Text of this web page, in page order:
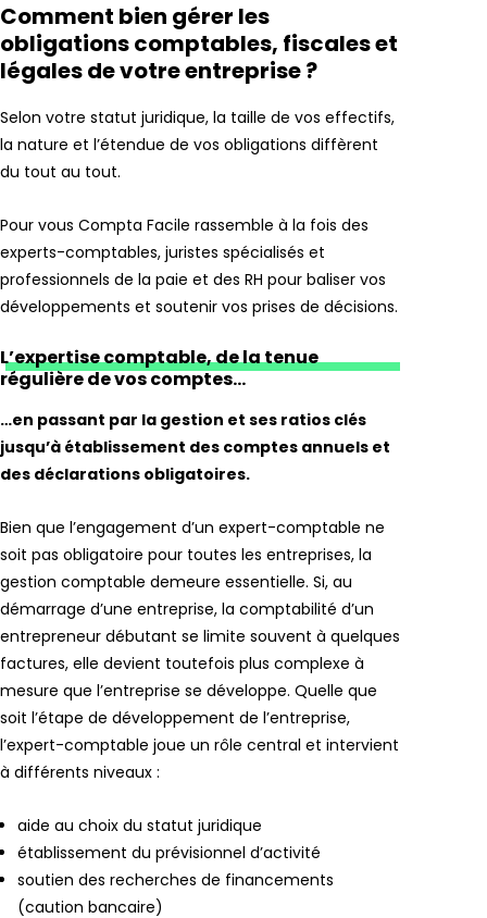
Comment bien gérer les
obligations comptables, fiscales et
légales de votre entreprise ?
Selon votre statut juridique, la taille de vos effectifs,
la nature et l’étendue de vos obligations diffèrent
du tout au tout.
Pour vous Compta Facile rassemble à la fois des
experts-comptables, juristes spécialisés et
professionnels de la paie et des RH pour baliser vos
développements et soutenir vos prises de décisions.
L’expertise comptable, de la tenue
régulière de vos comptes…
…en passant par la gestion et ses ratios clés
jusqu’à établissement des comptes annuels et
des déclarations obligatoires.
Bien que l’engagement d’un expert-comptable ne
soit pas obligatoire pour toutes les entreprises, la
gestion comptable demeure essentielle. Si, au
démarrage d’une entreprise, la comptabilité d’un
entrepreneur débutant se limite souvent à quelques
factures, elle devient toutefois plus complexe à
mesure que l’entreprise se développe. Quelle que
soit l’étape de développement de l’entreprise,
l’expert-comptable joue un rôle central et intervient
à différents niveaux :
aide au choix du statut juridique
établissement du prévisionnel d’activité
soutien des recherches de financements
(caution bancaire)